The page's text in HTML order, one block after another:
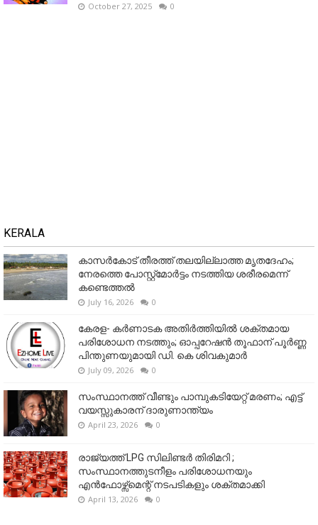
October 27, 2025 0
KERALA
കാസർകോട് തീരത്ത് തലയില്ലാത്ത മൃതദേഹം;
നേരത്തെ പോസ്റ്റ്‌മോർട്ടം നടത്തിയ ശരീരമെന്ന്
കണ്ടെത്തൽ
July 16, 2026 0
കേരള- കർണാടക അതിർത്തിയിൽ ശക്തമായ
പരിശോധന നടത്തും; ഓപ്പറേഷൻ തൂഫാന് പൂർണ്ണ
പിന്തുണയുമായി ഡി. കെ ശിവകുമാർ
July 09, 2026 0
സംസ്ഥാനത്ത് വീണ്ടും പാമ്പുകടിയേറ്റ് മരണം; എട്ട്
വയസ്സുകാരന് ദാരുണാന്ത്യം
April 23, 2026 0
രാജ്യത്ത് LPG സിലിണ്ടർ തിരിമറി ;
സംസ്ഥാനത്തുടനീളം പരിശോധനയും
എൻഫോഴ്സ്മെന്റ് നടപടികളും ശക്തമാക്കി
April 13, 2026 0